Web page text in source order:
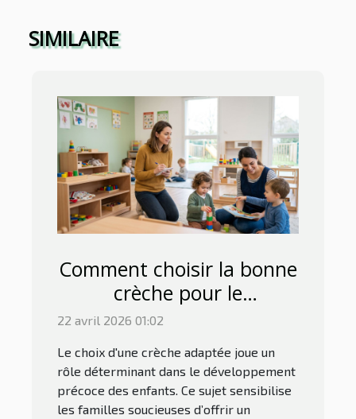
SIMILAIRE
Comment choisir la bonne
crèche pour le
développement précoce ?
22 avril 2026 01:02
Le choix d'une crèche adaptée joue un
rôle déterminant dans le développement
précoce des enfants. Ce sujet sensibilise
les familles soucieuses d’offrir un